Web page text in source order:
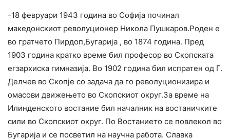
-18 февруари 1943 година во Софија починал
македонскиот револуционер Никола Пушкаров.Роден е
во гратчето Пирдоп,Бугарија , во 1874 година. Пред
1903 година кратко време бил професор во Скопската
егзархиска гимназија. Во 1902 година бил испратен од Г.
Делчев во Скопје со задача да го револуционизира и
омасови движењето во Скопскиот округ.За време на
Илинденското востание бил началник на востаничките
сили во Скопскиот округ. По Востанието се повлекол во
Бугарија и се посветил на научна работа. Славка